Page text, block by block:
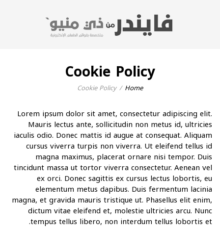
Cookie Policy
Home
Cookie Policy
Lorem ipsum dolor sit amet, consectetur adipiscing elit.
Mauris lectus ante, sollicitudin non metus id, ultricies
iaculis odio. Donec mattis id augue at consequat. Aliquam
cursus viverra turpis non viverra. Ut eleifend tellus id
magna maximus, placerat ornare nisi tempor. Duis
tincidunt massa ut tortor viverra consectetur. Aenean vel
ex orci. Donec sagittis ex cursus lectus lobortis, eu
elementum metus dapibus. Duis fermentum lacinia
magna, et gravida mauris tristique ut. Phasellus elit enim,
dictum vitae eleifend et, molestie ultricies arcu. Nunc
tempus tellus libero, non interdum tellus lobortis et.